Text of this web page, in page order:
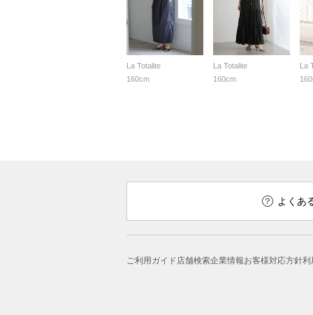
La Totalite
160cm
La Totalite
160cm
La
よくあ
ご利用ガイド店舗検索企業情報お客様対応方針利